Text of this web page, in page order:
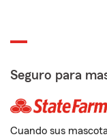
Seguro para
Cuando sus